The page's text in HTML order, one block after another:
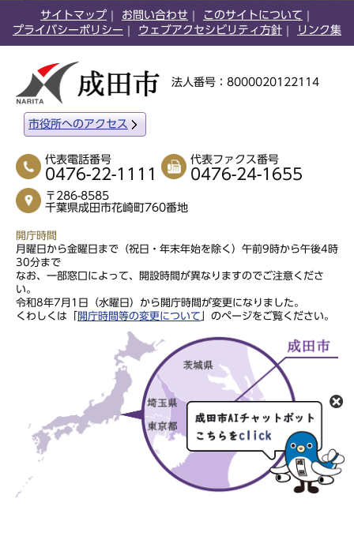
サイトマップ お問い合わせ
このサイトについて
プライバシーポリシー
ウェブアクセシビリティ方針 リンク集
法人番号：8000020122114
市役所へのアクセス
代表電話番号
0476-22-1111
代表ファクス番号
0476-24-1655
〒286-8585
千葉県成田市花崎町760番地
開庁時間
月曜日から金曜日まで（祝日・年末年始を除く）午前9時から午後4時
30分まで
なお、一部窓口によって、開設時間が異なりますのでご注意くださ
い。
令和8年7月1日（水曜日）から開庁時間が変更になりました。
くわしくは「
開庁時間等の変更について 」のページをご覧ください。